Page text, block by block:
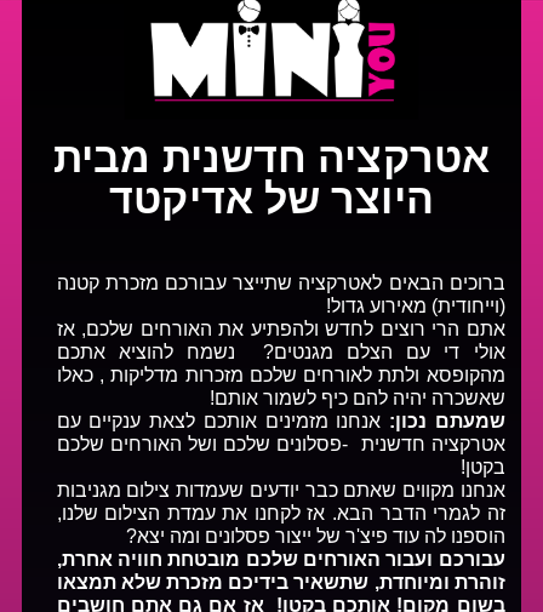
אטרקציה חדשנית מבית
היוצר של אדיקטד
ברוכים הבאים לאטרקציה שתייצר עבורכם מזכרת קטנה
(וייחודית) מאירוע גדול!
אתם הרי רוצים לחדש ולהפתיע את האורחים שלכם, אז
אולי די עם הצלם מגנטים? נשמח להוציא אתכם
מהקופסא ולתת לאורחים שלכם מזכרות מדליקות , כאלו
שאשכרה יהיה להם כיף לשמור אותם!
שמעתם נכון: אנחנו מזמינים אותכם לצאת ענקיים עם
אטרקציה חדשנית -פסלונים שלכם ושל האורחים שלכם
בקטן!
אנחנו מקווים שאתם כבר יודעים שעמדות צילום מגניבות
זה לגמרי הדבר הבא. אז לקחנו את עמדת הצילום שלנו,
הוספנו לה עוד פיצ'ר של ייצור פסלונים ומה יצא?
עבורכם ועבור האורחים שלכם מובטחת חוויה אחרת,
זוהרת ומיוחדת, שתשאיר בידיכם מזכרת שלא תמצאו
בשום מקום! אותכם בקטן! אז אם גם אתם חושבים